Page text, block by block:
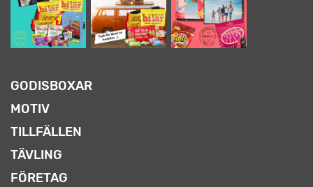
GODISBOXAR
MOTIV
TILLFÄLLEN
TÄVLING
FÖRETAG